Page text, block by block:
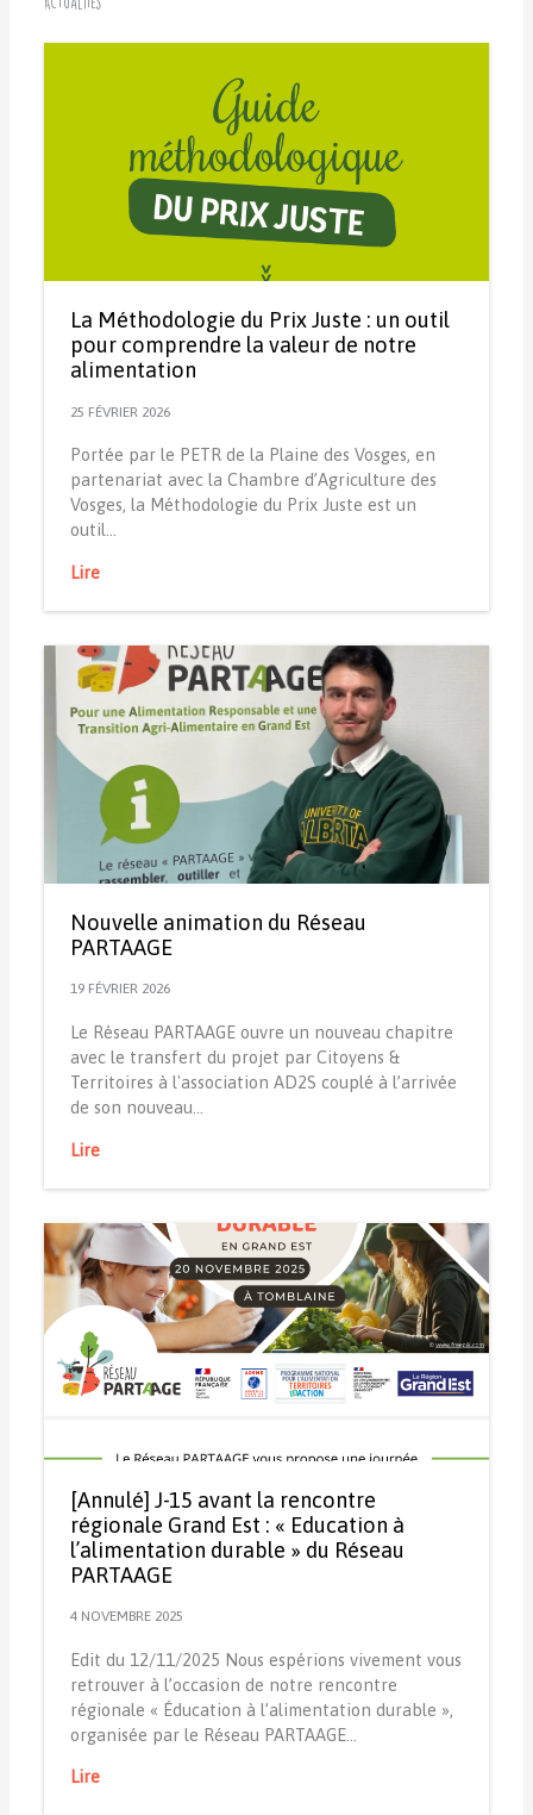
La Méthodologie du Prix Juste : un outil
pour comprendre la valeur de notre
alimentation
25 FÉVRIER 2026
Portée par le PETR de la Plaine des Vosges, en
partenariat avec la Chambre d’Agriculture des
Vosges, la Méthodologie du Prix Juste est un
outil…
Lire
Nouvelle animation du Réseau
PARTAAGE
19 FÉVRIER 2026
Le Réseau PARTAAGE ouvre un nouveau chapitre
avec le transfert du projet par Citoyens &
Territoires à l'association AD2S couplé à l’arrivée
de son nouveau…
Lire
[Annulé] J-15 avant la rencontre
régionale Grand Est : « Education à
l’alimentation durable » du Réseau
PARTAAGE
4 NOVEMBRE 2025
Edit du 12/11/2025 Nous espérions vivement vous
retrouver à l’occasion de notre rencontre
régionale « Éducation à l’alimentation durable »,
organisée par le Réseau PARTAAGE…
Lire